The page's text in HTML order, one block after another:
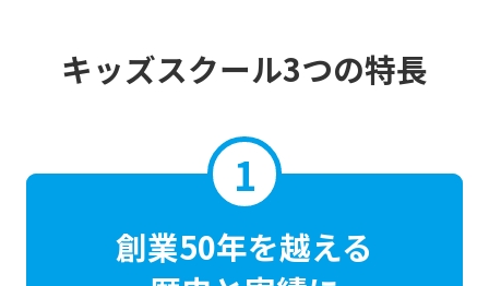
キッズスクール3つの特長
創業50年を越える